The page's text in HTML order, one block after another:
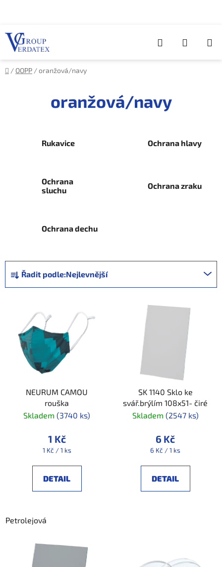
Hledat
KOŠÍK
Domů
/ OOPP /oranžová/navy
oranžová/navy
Rukavice Ochrana hlavy
Ochrana
sluchu
Ochrana zraku
Ochrana dechu
Ř
a
z
Řadit podle:Nejlevnější
NEURUM CAMOU
rouška
Skladem (3740 ks)
1 Kč
Měrná
1 Kč / 1 ks
DETAIL
Petrolejová
SK 1140 Sklo ke
svář.brýlím 108x51- čiré
Skladem (2547 ks)
6 Kč
Měrná
6 Kč / 1 ks
DETAIL